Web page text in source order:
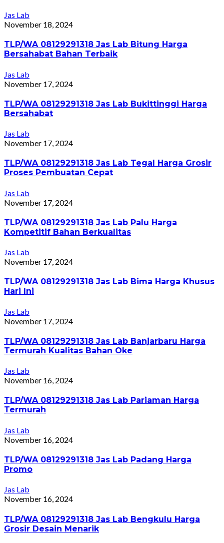
Jas Lab
November 18, 2024
TLP/WA 08129291318 Jas Lab Bitung Harga
Bersahabat Bahan Terbaik
Jas Lab
November 17, 2024
TLP/WA 08129291318 Jas Lab Bukittinggi Harga
Bersahabat
Jas Lab
November 17, 2024
TLP/WA 08129291318 Jas Lab Tegal Harga Grosir
Proses Pembuatan Cepat
Jas Lab
November 17, 2024
TLP/WA 08129291318 Jas Lab Palu Harga
Kompetitif Bahan Berkualitas
Jas Lab
November 17, 2024
TLP/WA 08129291318 Jas Lab Bima Harga Khusus
Hari Ini
Jas Lab
November 17, 2024
TLP/WA 08129291318 Jas Lab Banjarbaru Harga
Termurah Kualitas Bahan Oke
Jas Lab
November 16, 2024
TLP/WA 08129291318 Jas Lab Pariaman Harga
Termurah
Jas Lab
November 16, 2024
TLP/WA 08129291318 Jas Lab Padang Harga
Promo
Jas Lab
November 16, 2024
TLP/WA 08129291318 Jas Lab Bengkulu Harga
Grosir Desain Menarik